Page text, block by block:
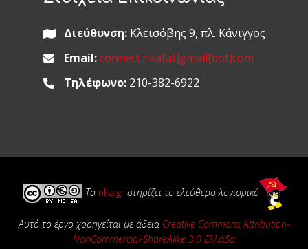
Διεύθυνση:Κλεισόβης 9, πλ. Κάνιγγος
Email: connect.nka[at]gmail[dot]com
Τηλέφωνο:210-382-6922
Το nka.gr στηρίζει το ελεύθερο λογισμικό
Αυτό το έργο χορηγείται με άδεια Creative Commons Attribution-
NonCommercial-ShareAlike 3.0 Ελλάδα